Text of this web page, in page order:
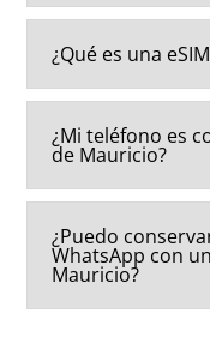
¿Qué es una
¿Mi teléfono es
de Mauricio?
¿Puedo
WhatsApp con
Mauricio?